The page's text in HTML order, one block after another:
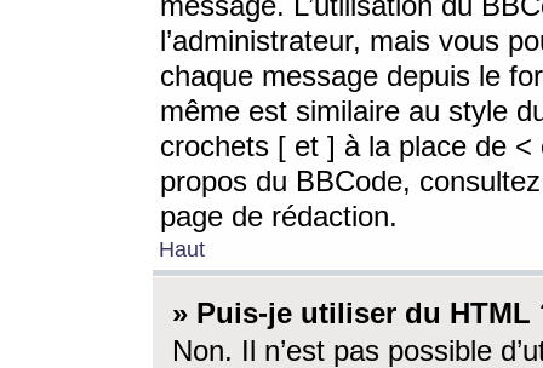
l’administrateur, mais vous
chaque message depuis le
même est similaire au style
crochets [ et ] à la place de <
propos du BBCode,
page de rédaction.
Haut
» Puis-je utiliser du HTML
Non. Il n’est pas possible